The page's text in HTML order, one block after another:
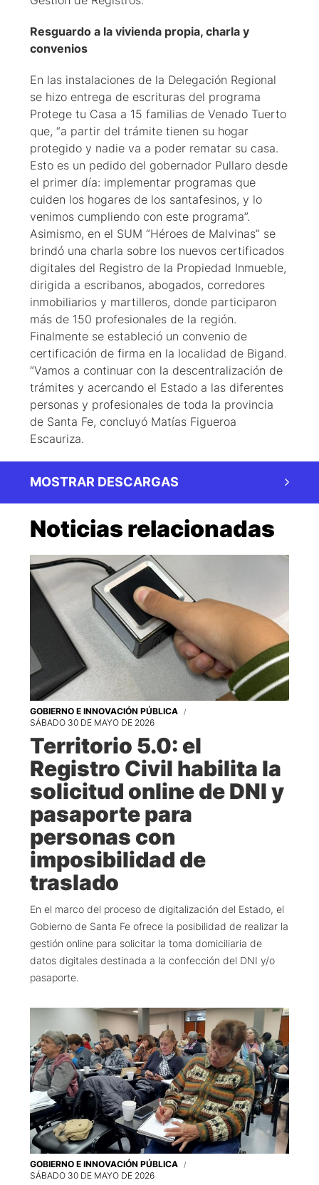
Resguardo a la vivienda propia, charla y
convenios
En las instalaciones de la Delegación Regional
se hizo entrega de escrituras del programa
Protege tu Casa a 15 familias de Venado Tuerto
que, “a partir del trámite tienen su hogar
protegido y nadie va a poder rematar su casa.
Esto es un pedido del gobernador Pullaro desde
el primer día: implementar programas que
cuiden los hogares de los santafesinos, y lo
venimos cumpliendo con este programa”.
Asimismo, en el SUM “Héroes de Malvinas” se
brindó una charla sobre los nuevos certificados
digitales del Registro de la Propiedad Inmueble,
dirigida a escribanos, abogados, corredores
inmobiliarios y martilleros, donde participaron
más de 150 profesionales de la región.
Finalmente se estableció un convenio de
certificación de firma en la localidad de Bigand.
“Vamos a continuar con la descentralización de
trámites y acercando el Estado a las diferentes
personas y profesionales de toda la provincia
de Santa Fe, concluyó Matías Figueroa
Escauriza.
MOSTRAR DESCARGAS
Noticias relacionadas
GOBIERNO E INNOVACIÓN PÚBLICA
SÁBADO 30 DE MAYO DE 2026
Territorio 5.0: el
Registro Civil habilita la
solicitud online de DNI y
pasaporte para
personas con
imposibilidad de
traslado
En el marco del proceso de digitalización del Estado, el
Gobierno de Santa Fe ofrece la posibilidad de realizar la
gestión online para solicitar la toma domiciliaria de
datos digitales destinada a la confección del DNI y/o
pasaporte.
GOBIERNO E INNOVACIÓN PÚBLICA
SÁBADO 30 DE MAYO DE 2026